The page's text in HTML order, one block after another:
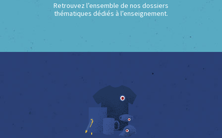
Retrouvez l’ensemble de nos dossiers
thématiques dédiés à l’enseignement.